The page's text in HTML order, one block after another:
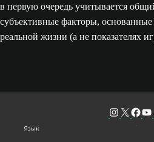
в первую очередь учитывается
субъективные факторы, основанные
реальной жизни (а не показателях
Язык